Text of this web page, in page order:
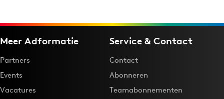
Meer Adformatie
Partners
Events
Vacatures
Service & Contact
Contact
Abonneren
Teamabonnementen